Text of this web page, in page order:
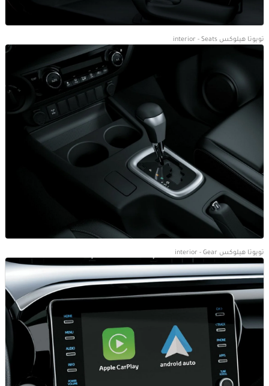
تويوتا هيلوكس interior - Seats
تويوتا هيلوكس interior - Gear